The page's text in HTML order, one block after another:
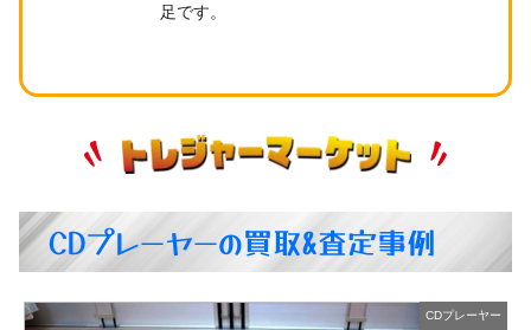
足です。
CDプレーヤーの買取&査定事例
CDプレーヤー